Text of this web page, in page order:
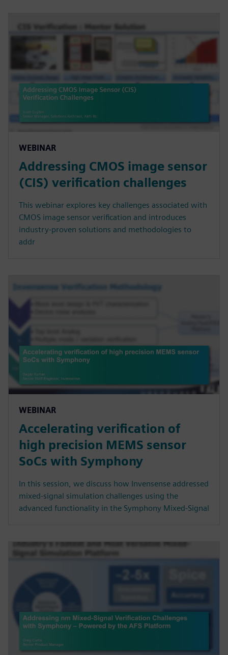
WEBINAR
Addressing CMOS image sensor
(CIS) verification challenges
This webinar explores key challenges associated with
CMOS image sensor verification and introduces
industry-proven solutions and methodologies to
addr
WEBINAR
Accelerating verification of
high precision MEMS sensor
SoCs with Symphony
In this session, we discuss how Invensense addressed
mixed-signal simulation challenges using the
advanced functionality in the Symphony Mixed-Signal